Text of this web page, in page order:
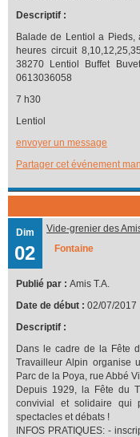
Descriptif :
Balade de Lentiol a
heures circuit
38270 Lentiol Buffet
0613036058
7 h30
Lentiol
envoyer un message
Partager cet événement
Dim
02
Vide-grenier des
Fontaine
Publié par : Amis T.A.
Date de début : 02/07/2017
Descriptif :
Dans le cadre de la Fête
Travailleur Alpin organise
Parc de la Poya, rue Abbé
Depuis 1929, la Fête du
convivial et solidaire qui
spectacles et débats !
INFOS PRATIQUES: -